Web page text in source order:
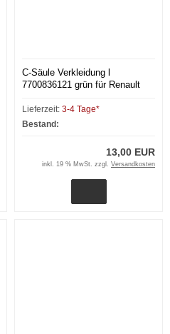
C-Säule Verkleidung l
7700836121 grün für Renault
Lieferzeit: 3-4 Tage*
Bestand:
13,00 EUR
inkl. 19 % MwSt. zzgl. Versandkosten